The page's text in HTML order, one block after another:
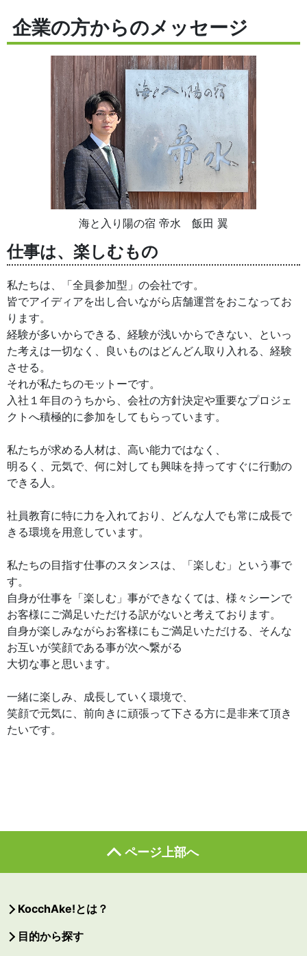
企業の方からのメッセージ
海と入り陽の宿 帝水 飯田 翼
仕事は、楽しむもの
私たちは、「全員参加型」の会社です。
皆でアイディアを出し合いながら店舗運営をおこなってお
ります。
経験が多いからできる、経験が浅いからできない、といっ
た考えは一切なく、良いものはどんどん取り入れる、経験
させる。
それが私たちのモットーです。
入社１年目のうちから、会社の方針決定や重要なプロジェ
クトへ積極的に参加をしてもらっています。
私たちが求める人材は、高い能力ではなく、
明るく、元気で、何に対しても興味を持ってすぐに行動の
できる人。
社員教育に特に力を入れており、どんな人でも常に成長で
きる環境を用意しています。
私たちの目指す仕事のスタンスは、「楽しむ」という事で
す。
自身が仕事を「楽しむ」事ができなくては、様々シーンで
お客様にご満足いただける訳がないと考えております。
自身が楽しみながらお客様にもご満足いただける、そんな
お互いが笑顔である事が次へ繋がる
大切な事と思います。
一緒に楽しみ、成長していく環境で、
笑顔で元気に、前向きに頑張って下さる方に是非来て頂き
たいです。
ページ上部へ
KocchAke!とは？
目的から探す